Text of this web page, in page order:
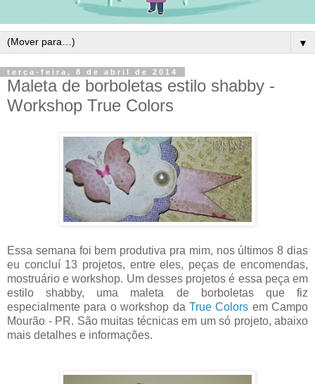
▼
terça-feira, 8 de abril de 2014
Maleta de borboletas estilo shabby -
Workshop True Colors
Essa semana foi bem produtiva pra mim, nos últimos 8 dias
eu concluí 13 projetos, entre eles, peças de encomendas,
mostruário e workshop. Um desses projetos é essa peça em
estilo shabby, uma maleta de borboletas que fiz
especialmente para o workshop da True Colors em Campo
Mourão - PR. São muitas técnicas em um só projeto, abaixo
mais detalhes e informações.